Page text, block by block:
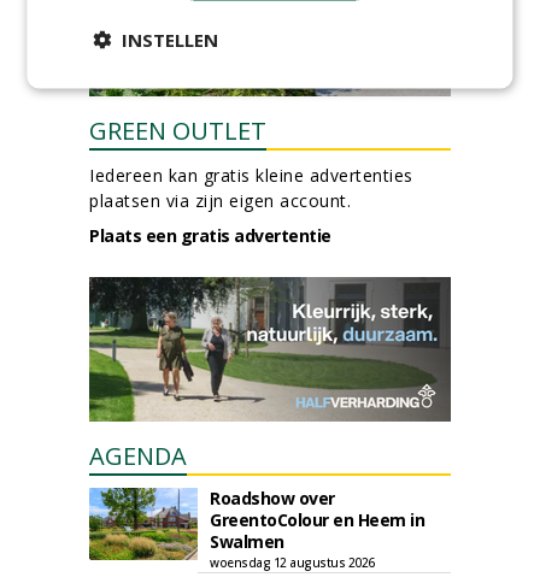
GREEN OUTLET
Iedereen kan gratis kleine advertenties
plaatsen via zijn eigen account.
Plaats een gratis advertentie
AGENDA
Roadshow over
GreentoColour en Heem in
Swalmen
woensdag 12 augustus 2026
INSTELLEN